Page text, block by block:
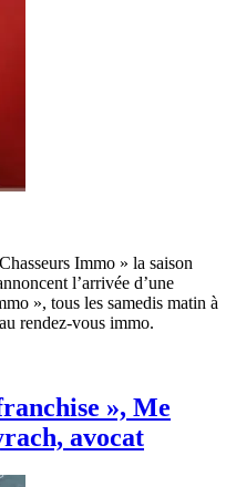
Immo » la saison
l’arrivée d’une
», tous les samedis matin à
rendez-vous immo.
», Me
avocat